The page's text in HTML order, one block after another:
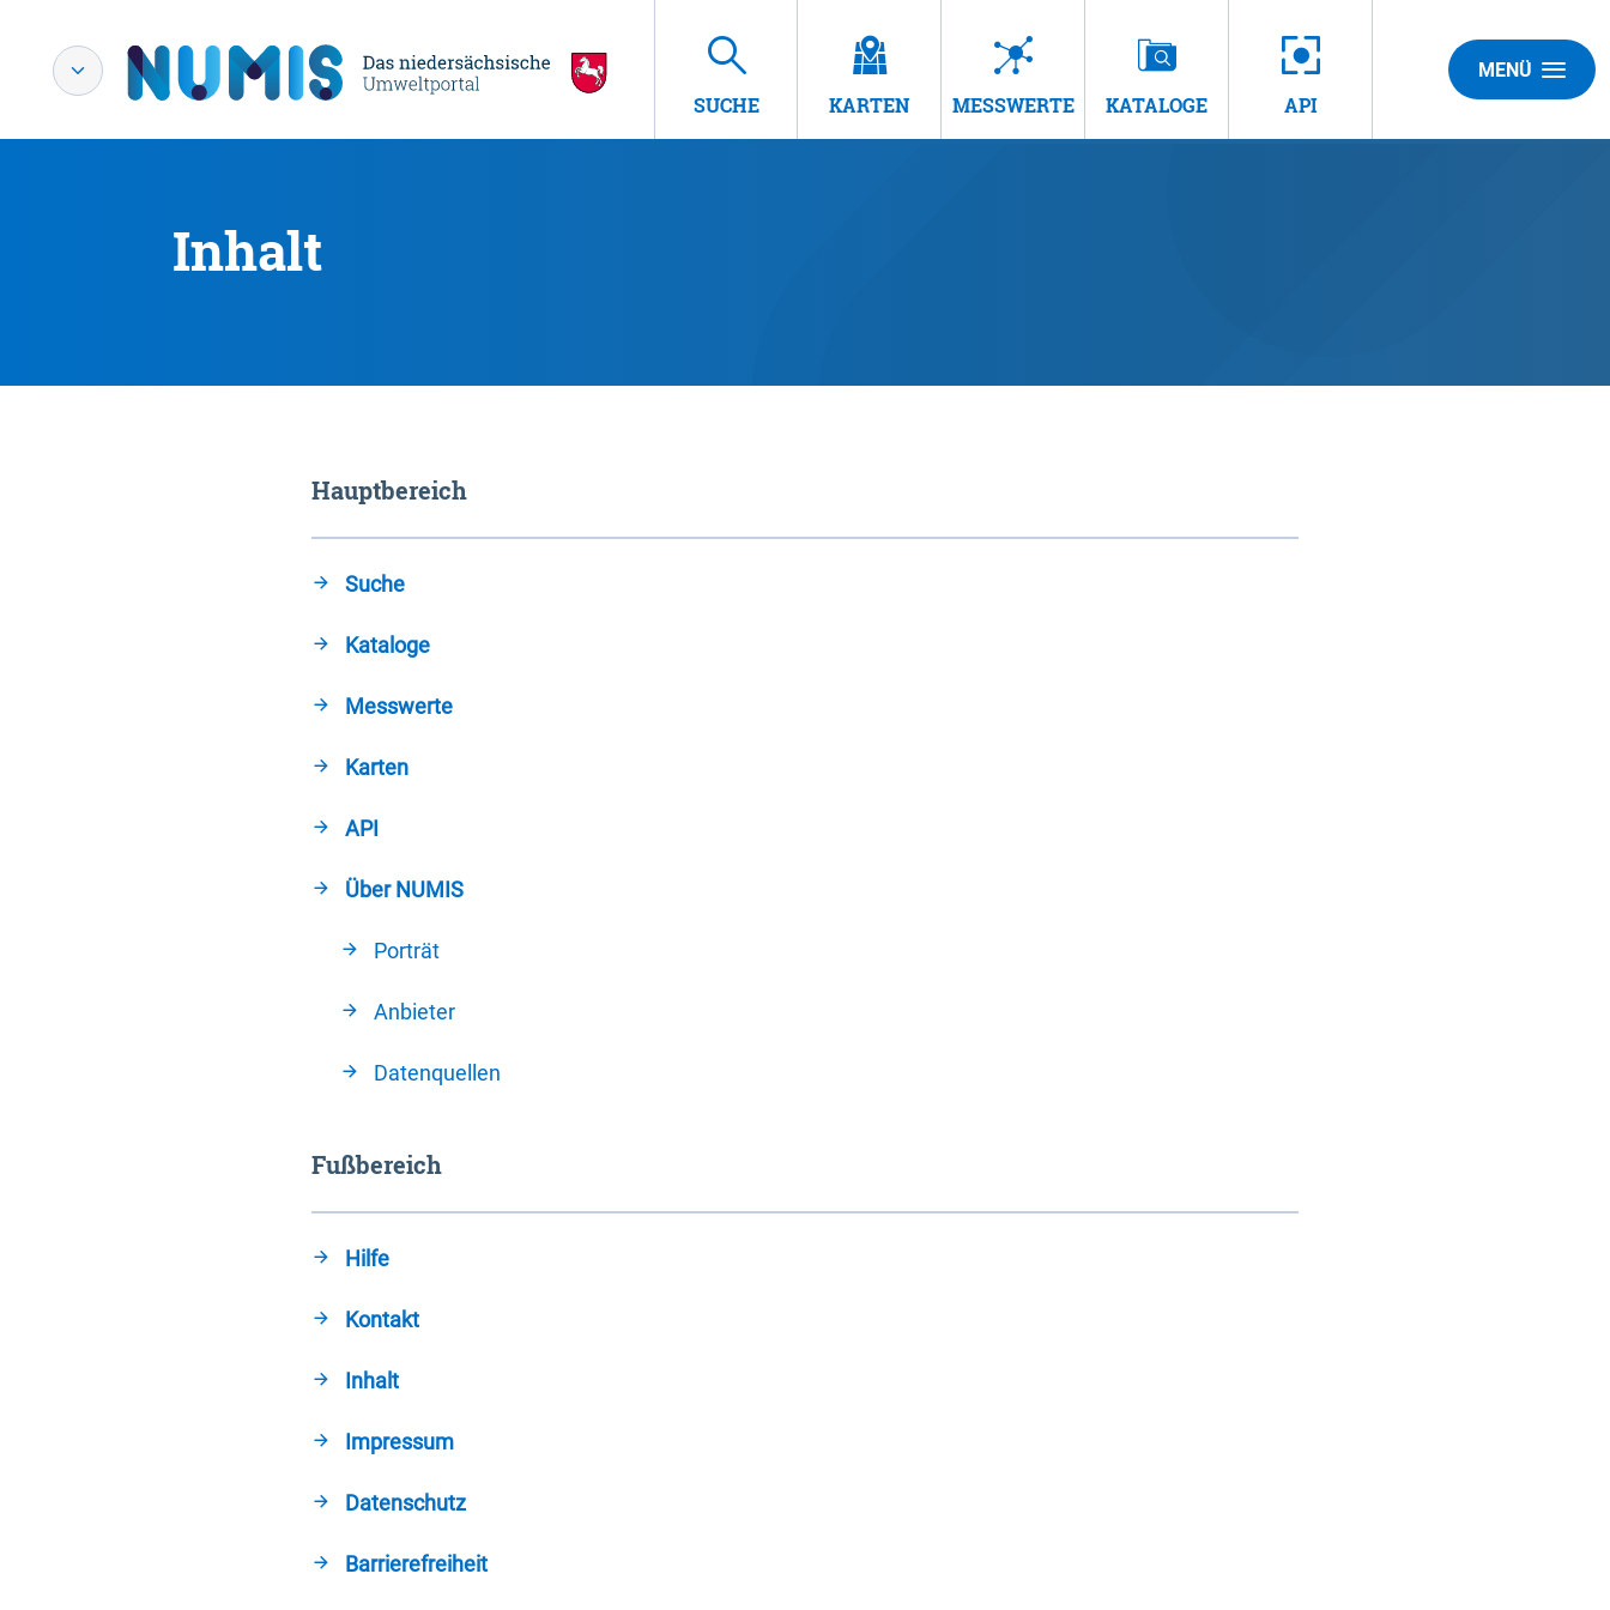
SUCHE KARTEN MESSWERTE KATALOGE API
MENÜ
Inhalt
Hauptbereich
Suche
Kataloge
Messwerte
Karten
API
Über NUMIS
Porträt
Anbieter
Datenquellen
Fußbereich
Hilfe
Kontakt
Inhalt
Impressum
Datenschutz
Barrierefreiheit